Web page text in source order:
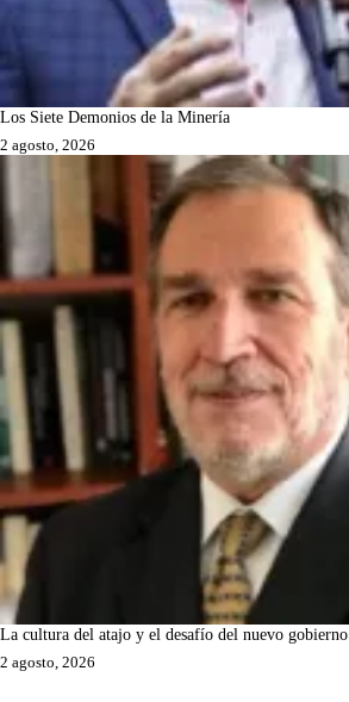
Los Siete Demonios de la Minería
2 agosto, 2026
La cultura del atajo y el desafío del nuevo gobierno
2 agosto, 2026